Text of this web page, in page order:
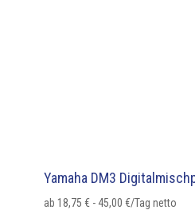
Yamaha DM3
ab 18,75 €-45,00 €/Tag netto